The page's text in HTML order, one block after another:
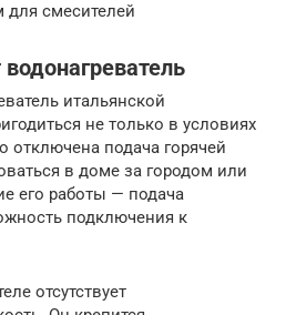
для смесителей
итальянской
не только в условиях
отключена подача горячей
в доме за городом или
его работы — подача
подключения к
отсутствует